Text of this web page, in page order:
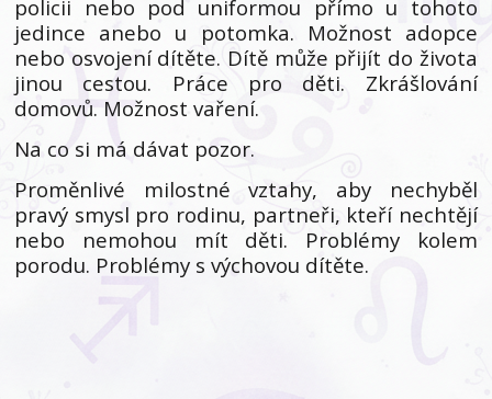
policii nebo pod uniformou přímo u tohoto
jedince anebo u potomka. Možnost adopce
nebo osvojení dítěte. Dítě může přijít do života
jinou cestou. Práce pro děti. Zkrášlování
domovů. Možnost vaření.
Na co si má dávat pozor.
Proměnlivé milostné vztahy, aby nechyběl
pravý smysl pro rodinu, partneři, kteří nechtějí
nebo nemohou mít děti. Problémy kolem
porodu. Problémy s výchovou dítěte.